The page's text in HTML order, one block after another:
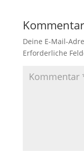
Deine E-Mail-
Erforderliche